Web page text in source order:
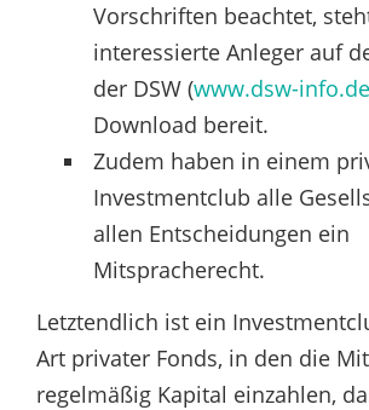
Vorschriften beachtet,
interessierte Anleger auf
der DSW (www.dsw-info.de
Download bereit.
Zudem haben in einem
Investmentclub alle
allen Entscheidungen ein
Mitspracherecht.
Letztendlich ist ein
Art privater Fonds, in den die
regelmäßig Kapital einzahlen,